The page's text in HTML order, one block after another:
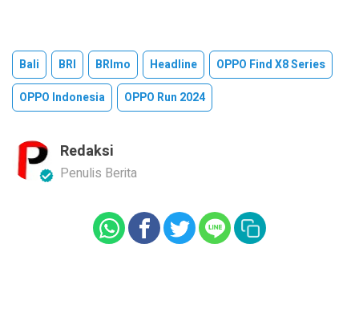
Bali BRI BRImo Headline
OPPO Find X8 Series
OPPO Indonesia
OPPO Run 2024
Redaksi
Penulis Berita